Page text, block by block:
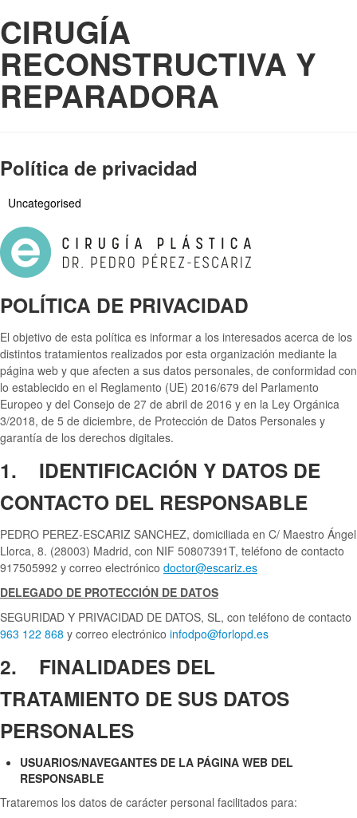
CIRUGÍA
RECONSTRUCTIVA Y
REPARADORA
Política de privacidad
Uncategorised
POLÍTICA DE PRIVACIDAD
El objetivo de esta política es informar a los interesados acerca de los
distintos tratamientos realizados por esta organización mediante la
página web y que afecten a sus datos personales, de conformidad con
lo establecido en el Reglamento (UE) 2016/679 del Parlamento
Europeo y del Consejo de 27 de abril de 2016 y en la Ley Orgánica
3/2018, de 5 de diciembre, de Protección de Datos Personales y
garantía de los derechos digitales.
1. IDENTIFICACIÓN Y DATOS DE
CONTACTO DEL RESPONSABLE
PEDRO PEREZ-ESCARIZ SANCHEZ, domiciliada en C/ Maestro Ángel
Llorca, 8. (28003) Madrid, con NIF 50807391T, teléfono de contacto
917505992 y correo electrónico doctor@escariz.es
DELEGADO DE PROTECCIÓN DE DATOS
SEGURIDAD Y PRIVACIDAD DE DATOS, SL, con teléfono de contacto
963 122 868 y correo electrónico infodpo@forlopd.es
2. FINALIDADES DEL
TRATAMIENTO DE SUS DATOS
PERSONALES
USUARIOS/NAVEGANTES DE LA PÁGINA WEB DEL
RESPONSABLE
Trataremos los datos de carácter personal facilitados para: